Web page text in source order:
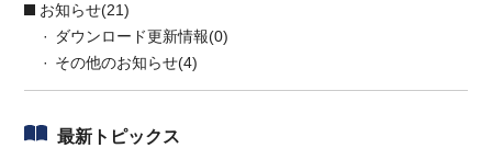
お知らせ(21)
ダウンロード更新情報(0)
その他のお知らせ(4)
最新トピックス